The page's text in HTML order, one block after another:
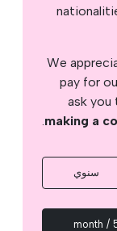
We
pay for
ask you
making a
.
سنوي